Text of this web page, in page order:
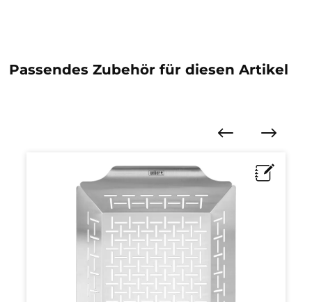
Passendes Zubehör für diesen Artikel